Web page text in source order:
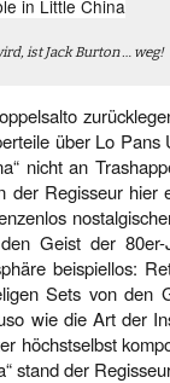
ist Jack Burton … weg!
über Lo
nicht an
der Regisseur
den Geist der
beispiellos:
Sets von den
wie die Art der
höchstselbst
stand der